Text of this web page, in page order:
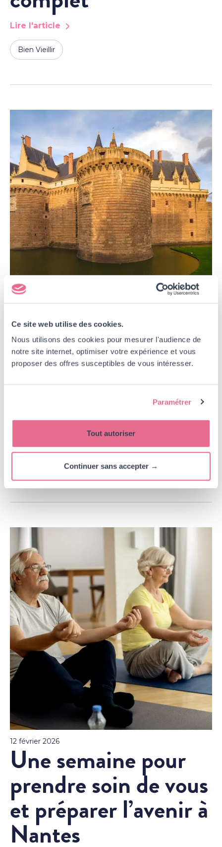
Ce site web utilise des cookies.
Nous utilisons des cookies pour mesurer l'audience de
notre site internet, optimiser votre expérience et vous
proposer des offres susceptibles de vous intéresser.
Paramétrer
Tout autoriser
Continuer sans accepter →
Lire l'article
Bien Vieillir
4 mai 2026
Choisir une
Résidence Senior à
Nantes : 5 points à
vérifier
12 février 2026
Une semaine pour
prendre soin de vous
et préparer l’avenir à
Nantes